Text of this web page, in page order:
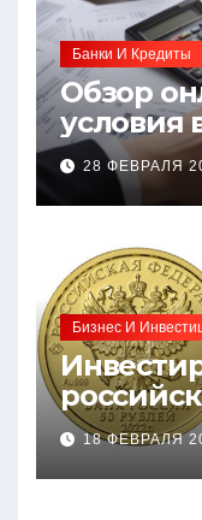
Банки И Кредиты
Обзор
условия
28 ФЕВРАЛЯ
Бизнес И
монеты:
18 ФЕВРАЛЯ